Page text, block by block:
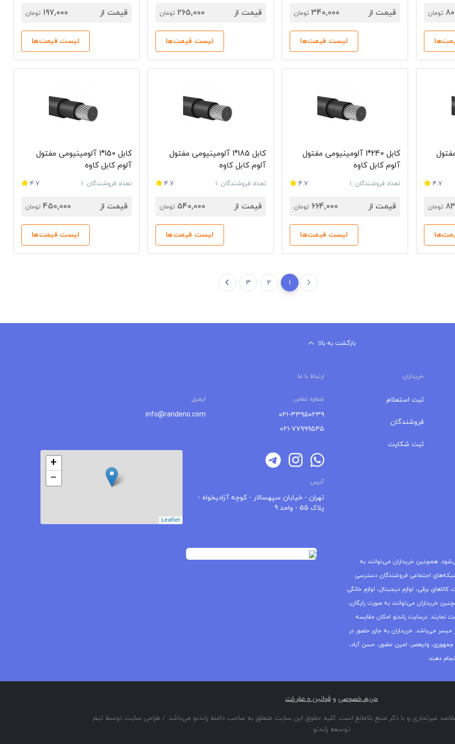
تومان قیمت از 340,000 تومان
لیست قیمت‌ها
قیمت از 265,000 تومان
لیست قیمت‌ها
قیمت از 197,000 تومان
لیست قیمت‌ها
مفتول
4.7
تومان
کابل 240*1 آلومینیومی مفتول
آلوم کابل کاوه
تعداد فروشندگان :1 4.7
قیمت از 664,000 تومان
لیست قیمت‌ها
کابل 185*1 آلومینیومی مفتول
آلوم کابل کاوه
تعداد فروشندگان :1 4.7
قیمت از 540,000 تومان
لیست قیمت‌ها
کابل 150*1 آلومینیومی مفتول
آلوم کابل کاوه
تعداد فروشندگان :1 4.7
قیمت از 450,000 تومان
لیست قیمت‌ها
1
2
3
بازگشت به بالا
خریداران ارتباط با ما
ثبت استعلام
فروشندگان
ثبت شکایت
شماره تماس ایمیل
۰۲۱-۳۳۹۵۰۲۳۹
۰۲۱-۷۷۹۹۹۵۴۵
info@randeno.com
آدرس
تهران - خیابان سپهسالار - کوچه آزادیخواه -
پلاک 55 - واحد 9
+
−
Leaflet
همچنین خریداران می‌توانند به
اجتماعی فروشندگان دسترسی
برقی، لوازم دیجیتال، لوازم خانگی
خریداران می‌توانند به صورت رایگان،
نمایند. درسایت راندنو امکان مقایسه
میسر می‌باشد. خریداران به جای حضور در
جمهوری، ولیعصر، امین حضور، حسن آباد،
دهند.
حریم خصوصی و قوانین و مقررات
غیرتجاری و با ذکر منبع بلامانع است. کلیه حقوق این سایت متعلق به صاحب دامنه راندنو می‌باشد. / طراحی سایت توسط تیم
توسعه راندنو